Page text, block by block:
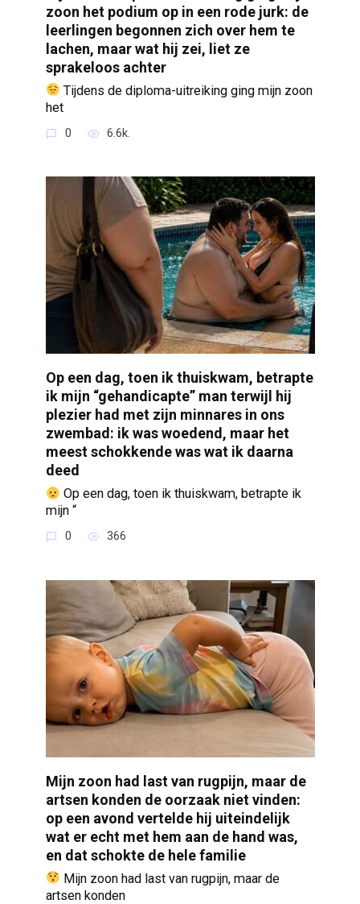
zoon het podium op in een rode jurk: de
leerlingen begonnen zich over hem te
lachen, maar wat hij zei, liet ze
sprakeloos achter
Tijdens de diploma-uitreiking ging mijn zoon
het
0 6.6k.
Op een dag, toen ik thuiskwam, betrapte
ik mijn “gehandicapte” man terwijl hij
plezier had met zijn minnares in ons
zwembad: ik was woedend, maar het
meest schokkende was wat ik daarna
deed
Op een dag, toen ik thuiskwam, betrapte ik
mijn “
0 366
Mijn zoon had last van rugpijn, maar de
artsen konden de oorzaak niet vinden:
op een avond vertelde hij uiteindelijk
wat er echt met hem aan de hand was,
en dat schokte de hele familie
Mijn zoon had last van rugpijn, maar de
artsen konden